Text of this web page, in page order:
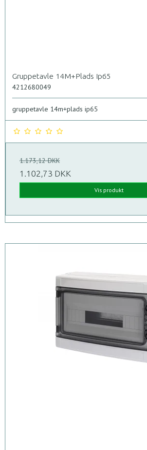
Gruppetavle 14M+Plads Ip65
4212680049
gruppetavle 14m+plads ip65
1.173,12 DKK
1.102,73 DKK
Vis produkt